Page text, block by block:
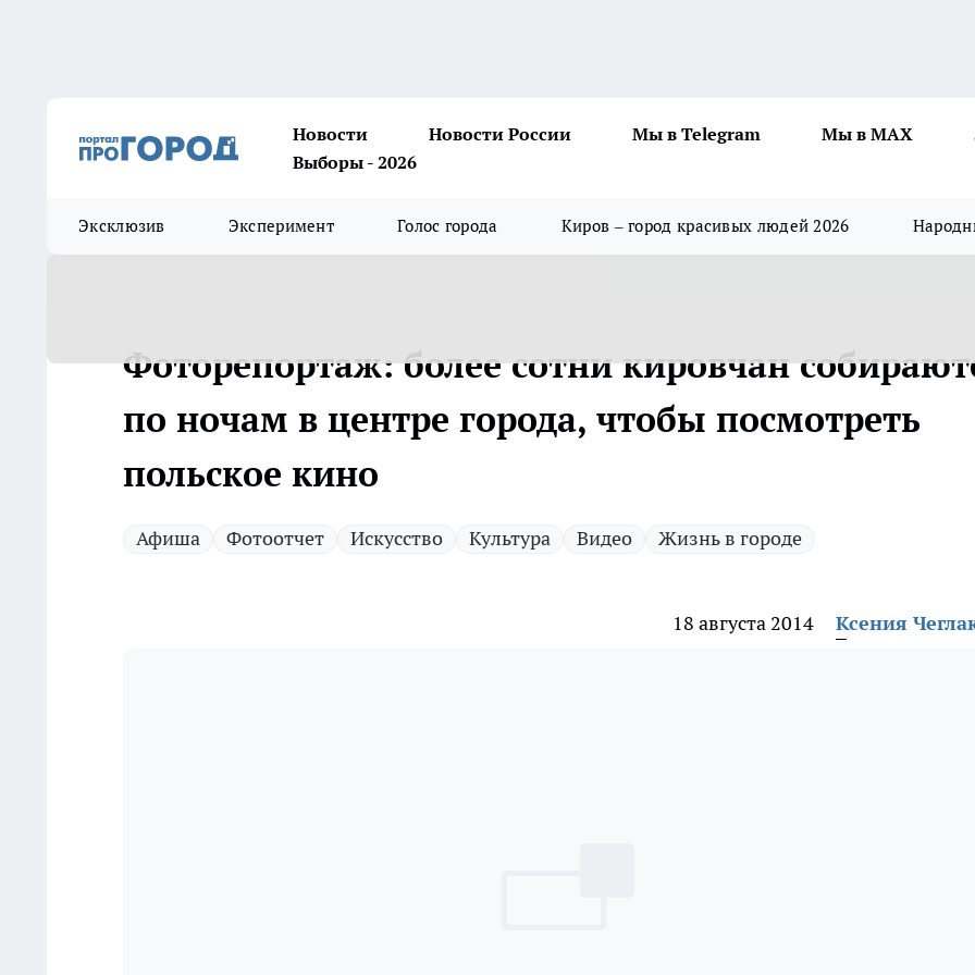
Новости Новости России Мы в Telegram Мы в MAX
Выборы - 2026
Эксклюзив Эксперимент Голос города Киров – город красивых людей 2026
Фоторепортаж: более сотни кировчан
по ночам в центре города, чтобы посмотреть
польское кино
Афиша Фотоотчет Искусство Культура Видео Жизнь в городе
18 августа 2014 Ксения